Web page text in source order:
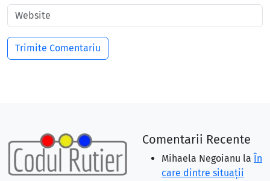
Comentarii Recente
Mihaela Negoianu la În
care dintre situaţii